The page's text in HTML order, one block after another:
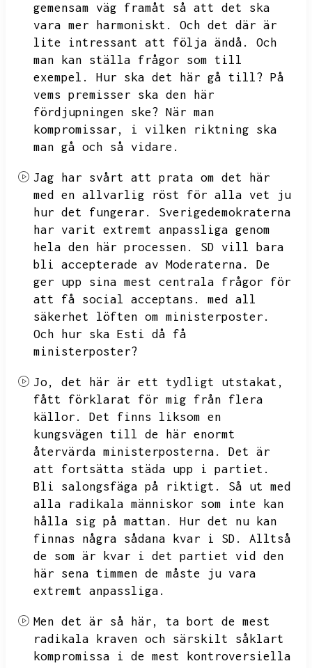
gemensam väg framåt så att det ska
vara mer harmoniskt.
Och det där är
lite intressant att följa ändå.
Och
man kan ställa frågor som till
exempel.
Hur ska det här gå till? På
vems premisser ska den här
fördjupningen ske? När man
kompromissar,
i vilken riktning ska
man gå och så vidare.
Jag har svårt att prata om det här
med en allvarlig röst för alla vet ju
hur det fungerar.
Sverigedemokraterna
har varit extremt anpassliga genom
hela den här processen.
SD vill bara
bli accepterade av Moderaterna.
De
ger upp sina mest centrala frågor för
att få social acceptans.
med all
säkerhet löften om ministerposter.
Och hur ska Esti då få
ministerposter?
Jo,
det här är ett tydligt utstakat,
fått förklarat för mig från flera
källor.
Det finns liksom en
kungsvägen till de här enormt
återvärda ministerposterna.
Det är
att fortsätta städa upp i partiet.
Bli salongsfäga på riktigt.
Så ut med
alla radikala människor som inte kan
hålla sig på mattan.
Hur det nu kan
finnas några sådana kvar i SD.
Alltså
de som är kvar i det partiet vid den
här sena timmen de måste ju vara
extremt anpassliga.
Men det är så här,
ta bort de mest
radikala kraven och särskilt såklart
kompromissa i de mest kontroversiella